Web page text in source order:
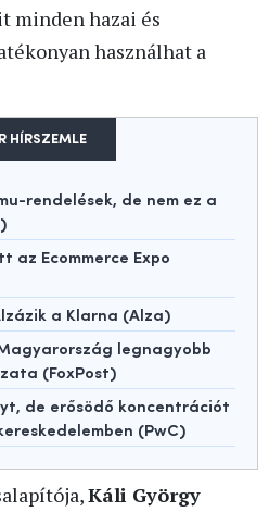
minden hazai és
használhat a
HÍRSZEMLE
rendelések, de nem ez a
az Ecommerce Expo
a Klarna (Alza)
legnagyobb
(FoxPost)
de erősödő koncentrációt
(PwC)
Káli György